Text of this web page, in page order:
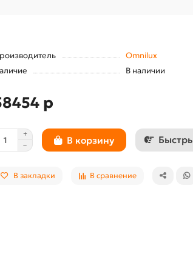
Omnilux
В наличии
р
В корзину
В закладки В сравнение